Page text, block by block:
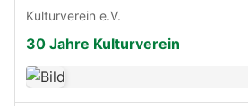
Kulturverein e.V.
30 Jahre Kulturverein